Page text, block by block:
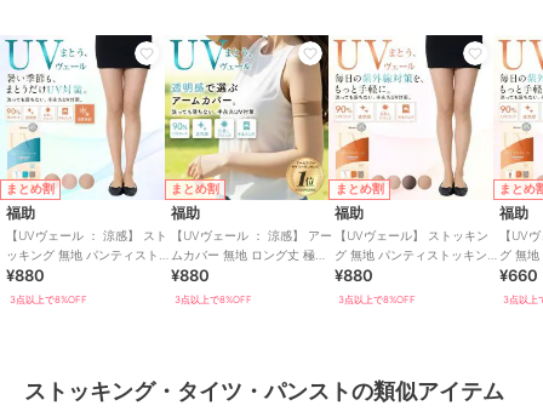
タイツ・パンスト
性別タイプ
レディース
レッグウェア ／ストッキング・
タイツ・パンスト
クリアヌード330、クリアベージ
ュ035、フラックス302
M-L,L-LL
素材
ナイロン・ポリウレタン
商品のお取り扱い方法
ストッキング・タイツ・パンスト
まとめ割
福助
【UVヴェール ： 涼感】 スト
ッキング 無地 パンティスト
ッキング 極薄ストッキング素
材 涼感
¥880
3点以上で8%OFF
まとめ割
福助
【UVヴェール ： 涼感】 アー
ムカバー 無地 ロング丈 極薄
ストッキング素材 涼感 伝線
しにくい
¥880
3点以上で8%OFF
まとめ割
福助
【UVヴェール】 ストッキン
グ 無地 パンティストッキン
グ 極薄ストッキング素材 抗
菌防臭
¥880
3点以上で8%OFF
まとめ
福助
【UV
グ 無地
¥660
3点以上
ストッキング・タイツ・パンストの類似アイテム